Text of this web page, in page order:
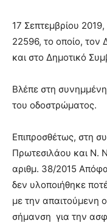
17 Σεπτεμβρίου
22596, το οποίο, τον
και στο Δημοτικό
Βλέπε στη
του οδοστρώματος.
Επιπροσθέτως, στη
Πρωτεσιλάου και Ν.
αριθμ. 38/2015
δεν υλοποιήθηκε
με την απαιτούμενη
σήμανση για την